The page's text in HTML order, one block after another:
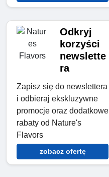
Odkryj
korzyści
newslette
ra
Zapisz się do newslettera
i odbieraj ekskluzywne
promocje oraz dodatkowe
rabaty od Nature's
Flavors
zobacz ofertę